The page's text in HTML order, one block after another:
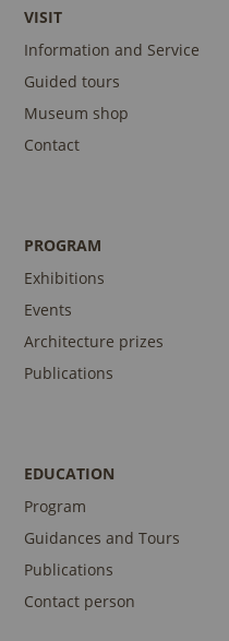
VISIT
Information and Service
Guided tours
Museum shop
Contact
PROGRAM
Exhibitions
Events
Architecture prizes
Publications
EDUCATION
Program
Guidances and Tours
Publications
Contact person